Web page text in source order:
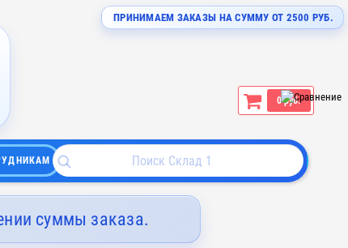
ПРИНИМАЕМ ЗАКАЗЫ НА СУММУ ОТ 2500 РУБ.
0 руб.
суммы заказа.